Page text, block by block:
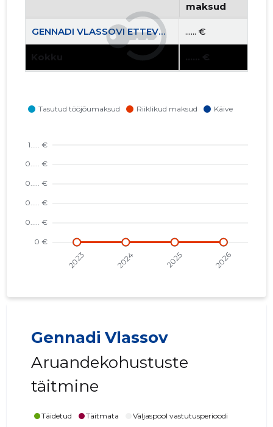
maksud
GENNADI VLASSOVI ETTEVÕTE KÜLM JA KUUM FIE ...... €
Kokku ...... €
Gennadi Vlassov
Aruandekohustuste
täitmine
Täidetud Täitmata Väljaspool vastutusperioodi